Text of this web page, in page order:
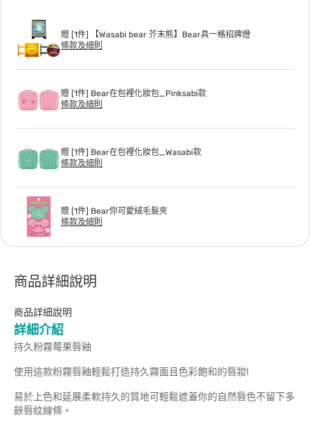
贈 [1件] 【Wasabi bear 芥末熊】Bear具一格招牌燈
條款及細則
贈 [1件] Bear在包裡化妝包_Pinksabi款
條款及細則
贈 [1件] Bear在包裡化妝包_Wasabi款
條款及細則
贈 [1件] Bear你可愛絨毛髮夾
條款及細則
商品詳細說明
商品詳細說明
詳細介紹
持久粉霧莓果唇釉
使用這款粉霧唇釉輕鬆打造持久霧面且色彩飽和的唇妝!
易於上色和延展柔軟持久的質地可輕鬆遮蓋你的自然唇色不留下多
餘唇紋線條。